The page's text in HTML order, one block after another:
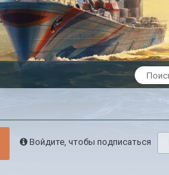
Войдите, чтобы подписаться